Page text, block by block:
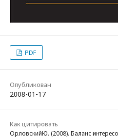
PDF
Опубликован
2008-01-17
Как цитировать
ОрловскийЮ. (2008). Баланс